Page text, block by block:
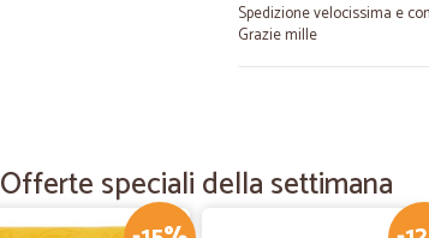
Spedizione velocissima e
Grazie mille
Grazie di cuore per l'ordine
benvenuto e soprattutto
fino a Modena. Credo farò
Offerte speciali della settimana